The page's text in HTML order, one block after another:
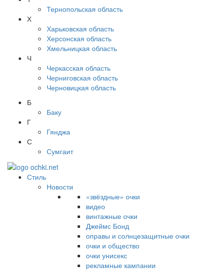
Тернопольская область
Х
Харьковская область
Херсонская область
Хмельницкая область
Ч
Черкасская область
Черниговская область
Черновицкая область
Б
Баку
Г
Гянджа
С
Сумгаит
Стиль
Новости
«звёздные» очки
видео
винтажные очки
Джеймс Бонд
оправы и солнцезащитные очки
очки и общество
очки унисекс
рекламные кампании